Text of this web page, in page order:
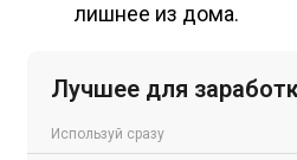
лишнее из дома.
Лучшее для
Используй сразу